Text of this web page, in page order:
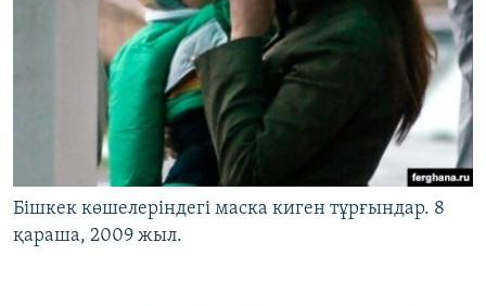
Бішкек көшелеріндегі маска киген тұрғындар. 8
қараша, 2009 жыл.